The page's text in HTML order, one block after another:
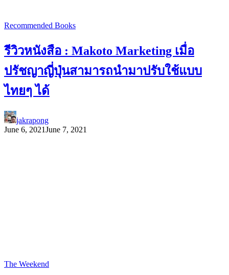
Recommended Books
รีวิวหนังสือ : Makoto Marketing เมื่อ
ปรัชญาญี่ปุ่นสามารถนำมาปรับใช้แบบ
ไทยๆ ได้
jakrapong
June 6, 2021June 7, 2021
The Weekend